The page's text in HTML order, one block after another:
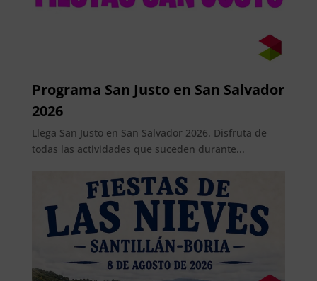
Programa San Justo en San Salvador
2026
Llega San Justo en San Salvador 2026. Disfruta de
todas las actividades que suceden durante...